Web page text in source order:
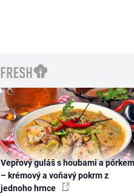
Vepřový guláš s houbami a
– krémový a voňavý pokrm z
jednoho hrnce